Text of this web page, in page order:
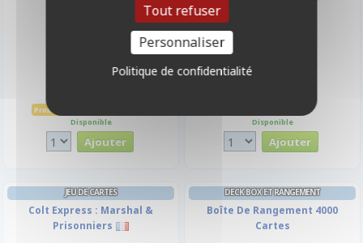
Promo -10%
Disponible Disponible
JEU DE CARTES
Colt Express : Marshal &
Prisonniers
DECK BOX ET RANGEMENT
Boîte De Rangement 4000
Cartes
Tout refuser
Personnaliser
Politique de confidentialité